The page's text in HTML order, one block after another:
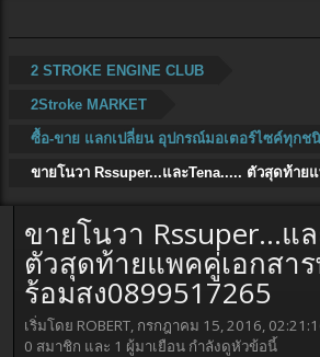
2 STROKE ENGINE CLUB
2Stroke MARKET
ซื้อ-ขาย แลกเปลี่ยน อุปกรณ์มอเตอร์ไซค์ทุกช
ขายโนวา Rssuper...และTena..... ตัวสุดท้าย
ขายโนวา Rssuper...แ
ตัวสุดท้ายแพคคู่เอกสา
ร้อมสง0899517265
เริ่มโดย ROBERT, กรกฎาคม 15, 2016,
0 สมาชิก และ 1 ผู้มาเยือน กำลังดูหัวข้อนี้